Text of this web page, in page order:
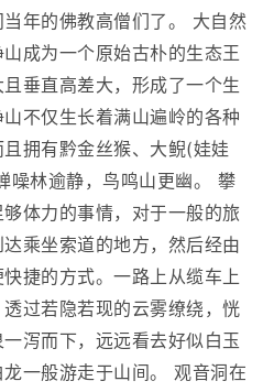
年的佛教高僧们了。 大自然
成为一个原始古朴的生态王
垂直高差大，形成了一个生
不仅生长着满山遍岭的各种
拥有黔金丝猴、大鲵(娃娃
噪林逾静，鸟鸣山更幽。 攀
体力的事情，对于一般的旅
乘坐索道的地方，然后经由
捷的方式。一路上从缆车上
过若隐若现的云雾缭绕，恍
泻而下，远远看去好似白玉
一般游走于山间。 观音洞在